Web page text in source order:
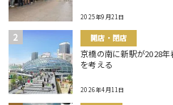
2025年9月21日
開店・閉店
京橋の南に新駅が2028
を考える
2026年4月11日